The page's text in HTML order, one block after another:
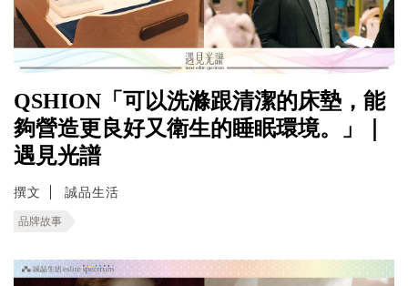
QSHION「可以洗滌跟清潔的床墊，能
夠營造更良好又衛生的睡眠環境。」｜
遇見光譜
撰文 誠品生活
品牌故事